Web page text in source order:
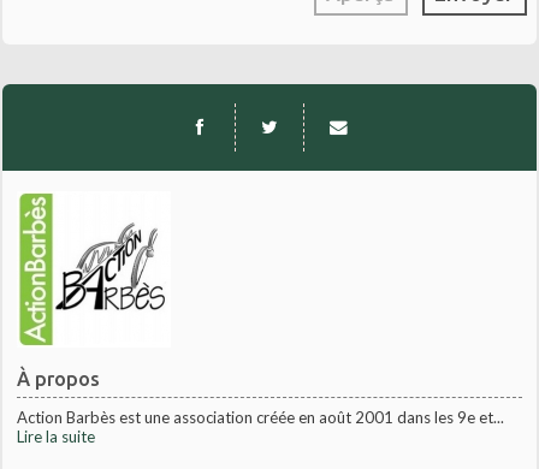
À propos
Action Barbès est une association créée en août 2001 dans les 9e et...
Lire la suite